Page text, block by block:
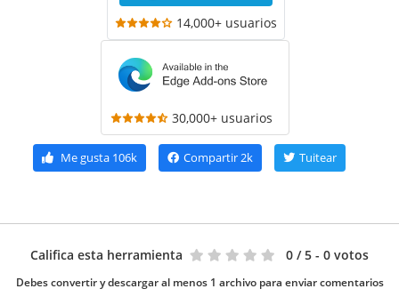
14,000+ usuarios
30,000+ usuarios
Me gusta106k Compartir2k Tuitear
Califica esta herramienta 0 / 5 - 0 votos
Debes convertir y descargar al menos 1 archivo para enviar comentarios